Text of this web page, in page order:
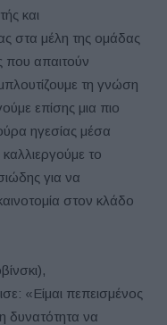
και
στα μέλη της ομάδας
που απαιτούν
τη γνώση
επίσης μια πιο
ηγεσίας μέσα
το
για να
στον κλάδο
«Είμαι πεπεισμένος
δυνατότητα να